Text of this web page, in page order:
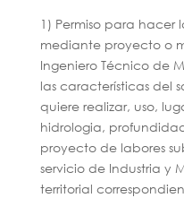
1) Permiso para hacer
mediante proyecto o
Ingeniero Técnico de
las características del
quiere realizar, uso,
hidrologia,
proyecto de labores
servicio de Industria y
territorial